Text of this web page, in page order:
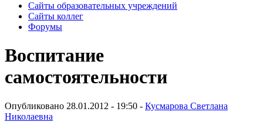
Сайты образовательных учреждений
Сайты коллег
Форумы
Воспитание
самостоятельности
Опубликовано 28.01.2012 - 19:50 - Кусмарова Светлана
Николаевна